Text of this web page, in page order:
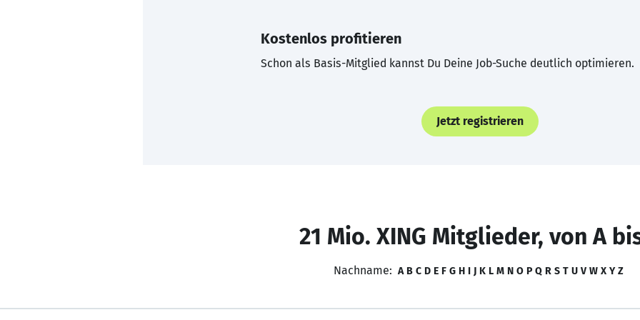
Kostenlos profitieren
Schon als Basis-Mitglied kannst Du Deine Job-Suche deutlich optimieren.
Jetzt registrieren
21 Mio. XING Mitglieder, von A
Nachname: A B C D E F G H I J K L M N O P Q R S T U V W X Y Z